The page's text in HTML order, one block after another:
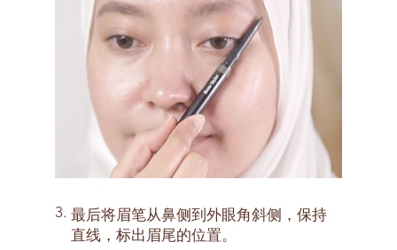
3. 最后将眉笔从鼻侧到外眼角斜侧，保持
直线，标出眉尾的位置。